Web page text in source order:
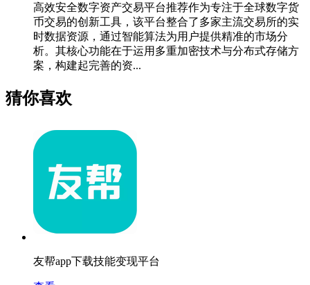
高效安全数字资产交易平台推荐作为专注于全球数字货
币交易的创新工具，该平台整合了多家主流交易所的实
时数据资源，通过智能算法为用户提供精准的市场分
析。其核心功能在于运用多重加密技术与分布式存储方
案，构建起完善的资...
猜你喜欢
友帮app下载技能变现平台